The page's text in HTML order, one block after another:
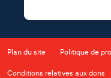
Plan du site Politique de
Conditions relatives aux dons